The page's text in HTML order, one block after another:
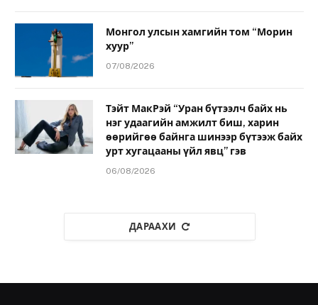
Монгол улсын хамгийн том “Морин
хуур”
07/08/2026
Тэйт МакРэй “Уран бүтээлч байх нь
нэг удаагийн амжилт биш, харин
өөрийгөө байнга шинээр бүтээж байх
урт хугацааны үйл явц” гэв
06/08/2026
ДАРААХИ